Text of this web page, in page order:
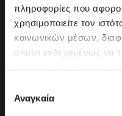
πληροφορίες που
χρησιμοποιείτε τον
κοινωνικών μέσων,
οποίοι ενδεχομένως να
των υπηρεσιών τους.
συγκατάθεσης
Αναγκαία